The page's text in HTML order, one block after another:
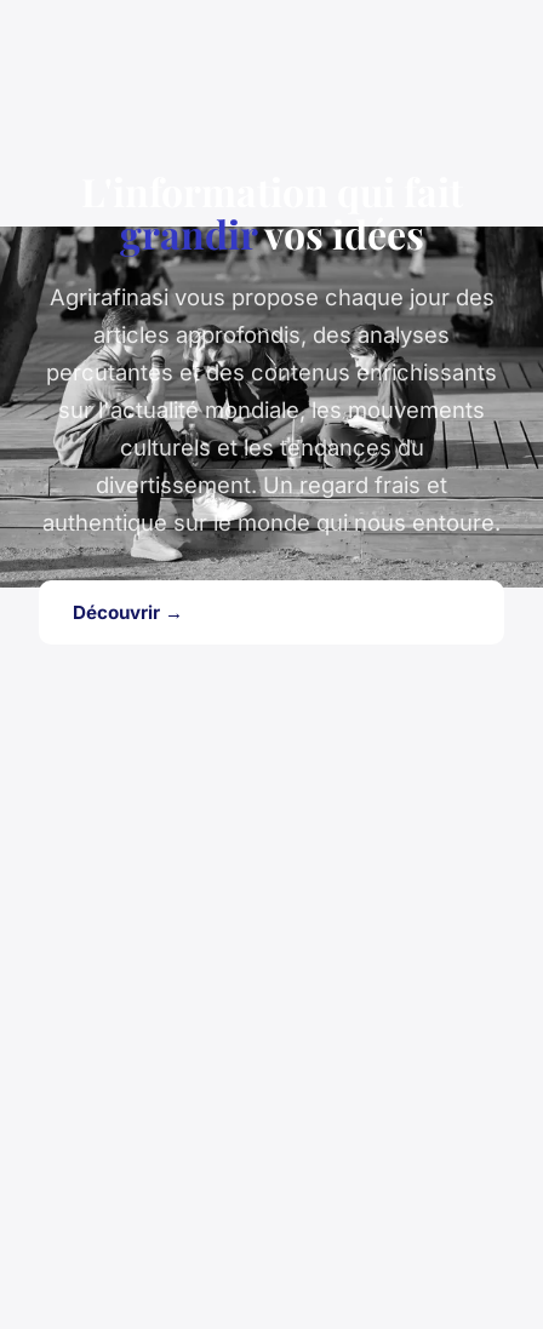
grandirvos idées
Agrirafinasi vous propose chaque jour des
articles approfondis, des analyses
percutantes et des contenus enrichissants
sur l'actualité mondiale, les mouvements
culturels et les tendances du
divertissement. Un regard frais et
authentique sur le monde qui nous entoure.
Découvrir →